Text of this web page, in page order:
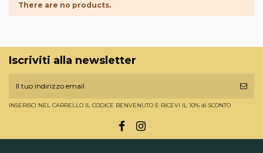
There are no products.
Iscriviti alla newsletter
INSERISCI NEL CARRELLO IL CODICE BENVENUTO E RICEVI IL 10% di SCONTO